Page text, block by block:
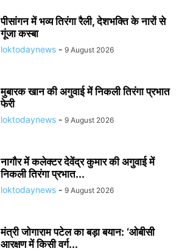
पीसांगन में भव्य तिरंगा रैली, देशभक्ति के नारों से
गूंजा कस्बा
loktodaynews - 9 August 2026
मुबारक खान की अगुवाई में निकली तिरंगा प्रभात
फेरी
loktodaynews - 9 August 2026
नागौर में कलेक्टर देवेंद्र कुमार की अगुवाई में
निकली तिरंगा प्रभात...
loktodaynews - 9 August 2026
मंत्री जोगाराम पटेल का बड़ा बयान: ‘ओबीसी
आरक्षण में किसी वर्ग...